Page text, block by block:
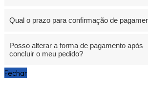
Qual o prazo para confirmação de
Posso alterar a forma de pagamento após
concluir o meu pedido?
Fechar